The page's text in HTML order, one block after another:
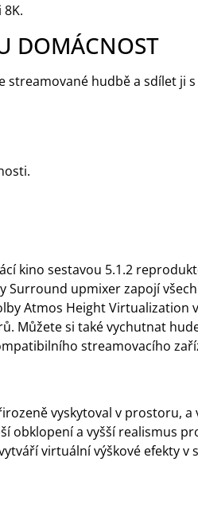
DOMÁCNOST
streamované hudbě a sdílet ji
kino sestavou 5.1.2
Surround upmixer zapojí
Atmos Height Virtualization
Můžete si také vychutnat
streamovacího
vyskytoval v prostoru, a
obklopení a vyšší realismus
virtuální výškové efekty v